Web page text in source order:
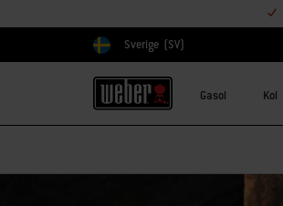
Välj land
Sverige (SV)
Gasol Kol